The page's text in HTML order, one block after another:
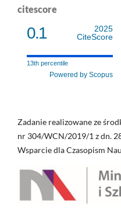
citescore
0.1
2025
CiteScore
13th percentile
Powered by Scopus
Zadanie realizowane ze
nr 304/WCN/2019/1 z dn.
Wsparcie dla Czasopism